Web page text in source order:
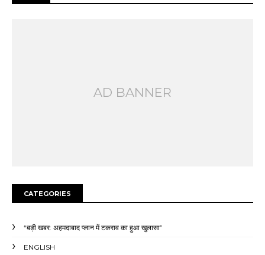
AD BANNER
CATEGORIES
“बड़ी खबर: अहमदाबाद प्लान में टकराव का हुआ खुलासा”
ENGLISH